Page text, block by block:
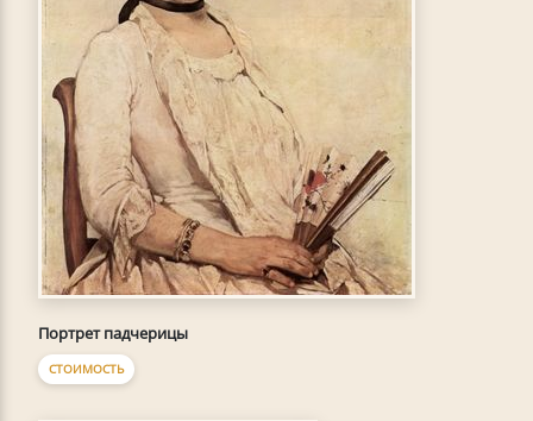
Портрет падчерицы
СТОИМОСТЬ